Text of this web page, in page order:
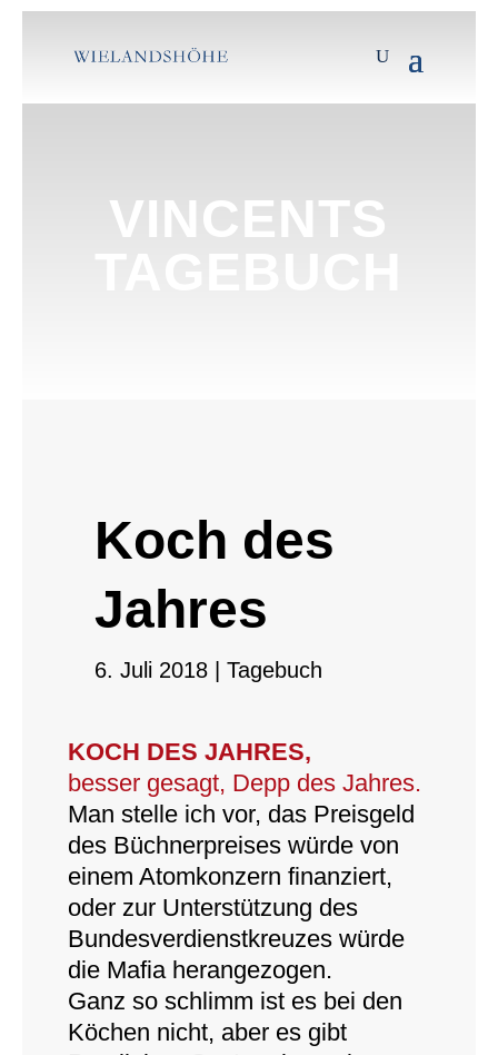
VINCENTS
Koch des
Jahres
6. Juli 2018| Tagebuch
KOCH DES JAHRES,
besser gesagt, Depp des Jahres.
Man stelle ich vor, das Preisgeld
des Büchnerpreises würde von
einem Atomkonzern finanziert,
oder zur Unterstützung des
Bundesverdienstkreuzes würde
die Mafia herangezogen.
Ganz so schlimm ist es bei den
Köchen nicht, aber es gibt